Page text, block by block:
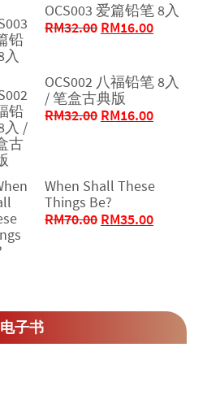
OCS003 爱篇铅笔 8入
RM32.00 原
RM32.00。
RM16.00当
格
RM16.00。
OCS002 八福铅笔 8入
/ 笔盒古典版
RM32.00 原
RM16.00当
为：
When Shall These
Things Be?
RM70.00 原
RM35.00当
RM35.00。
电子书